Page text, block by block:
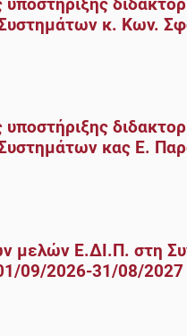
κ. Κων.
κας Ε.
μελών Ε.ΔΙ.Π. στη
09/2026-31/08/2027